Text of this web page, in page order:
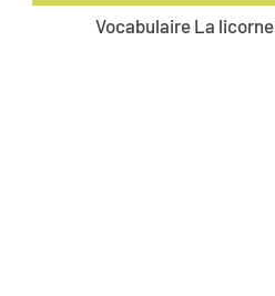
Vocabulaire La licorne